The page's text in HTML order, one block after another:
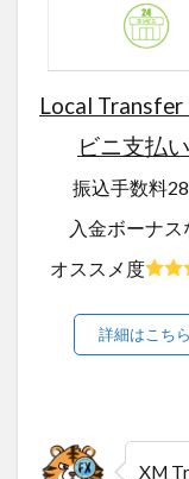
Local Transfer
ビニ支払い
振込手数料
入金ボーナス
オススメ度
詳細はこちら
XM